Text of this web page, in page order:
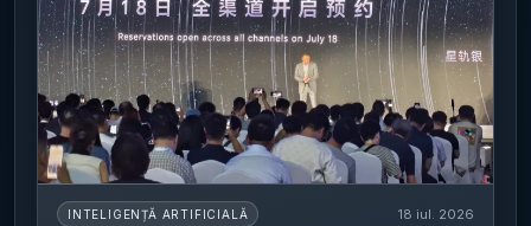
INTELIGENȚĂ ARTIFICIALĂ 18 iul. 2026